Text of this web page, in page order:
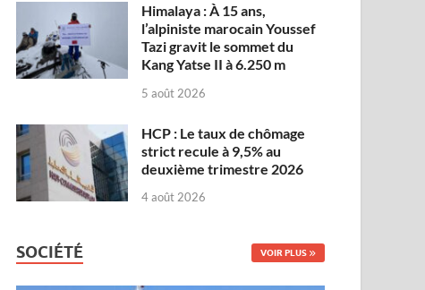
Himalaya : À 15 ans,
l’alpiniste marocain Youssef
Tazi gravit le sommet du
Kang Yatse II à 6.250 m
5 août 2026
HCP : Le taux de chômage
strict recule à 9,5% au
deuxième trimestre 2026
4 août 2026
SOCIÉTÉ VOIR PLUS